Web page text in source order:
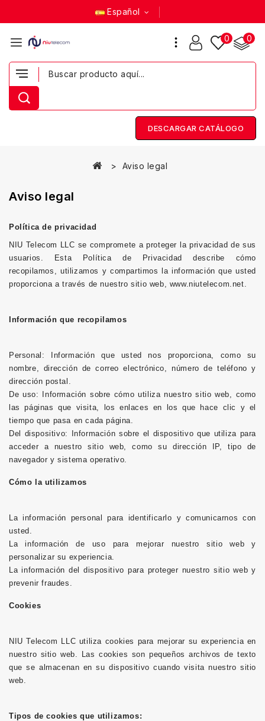
Español
0
0
DESCARGAR CATÁLOGO
Aviso legal
Aviso legal
Política de privacidad
NIU Telecom LLC se compromete a proteger la privacidad de sus
usuarios. Esta Política de Privacidad describe cómo
recopilamos, utilizamos y compartimos la información que usted
proporciona a través de nuestro sitio web, www.niutelecom.net.
Información que recopilamos
Personal: Información que usted nos proporciona, como su
nombre, dirección de correo electrónico, número de teléfono y
dirección postal.
De uso: Información sobre cómo utiliza nuestro sitio web, como
las páginas que visita, los enlaces en los que hace clic y el
tiempo que pasa en cada página.
Del dispositivo: Información sobre el dispositivo que utiliza para
acceder a nuestro sitio web, como su dirección IP, tipo de
navegador y sistema operativo.
Cómo la utilizamos
La información personal para identificarlo y comunicarnos con
usted.
La información de uso para mejorar nuestro sitio web y
personalizar su experiencia.
La información del dispositivo para proteger nuestro sitio web y
prevenir fraudes.
Cookies
NIU Telecom LLC utiliza cookies para mejorar su experiencia en
nuestro sitio web. Las cookies son pequeños archivos de texto
que se almacenan en su dispositivo cuando visita nuestro sitio
web.
Tipos de cookies que utilizamos: